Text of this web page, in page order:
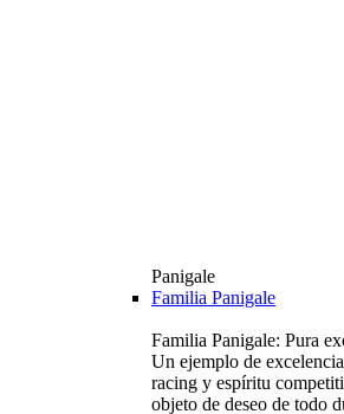
Panigale
Familia Panigale
Familia Panigale: Pura
Un ejemplo de
racing y espíritu
objeto de deseo de todo